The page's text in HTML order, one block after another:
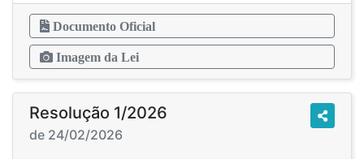
Documento Oficial
Imagem da Lei
Resolução 1/2026
de 24/02/2026